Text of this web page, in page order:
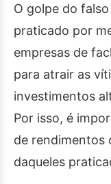
O golpe do
praticado por
empresas de
para atrair as
investimentos
Por isso, é
de rendimentos
daqueles